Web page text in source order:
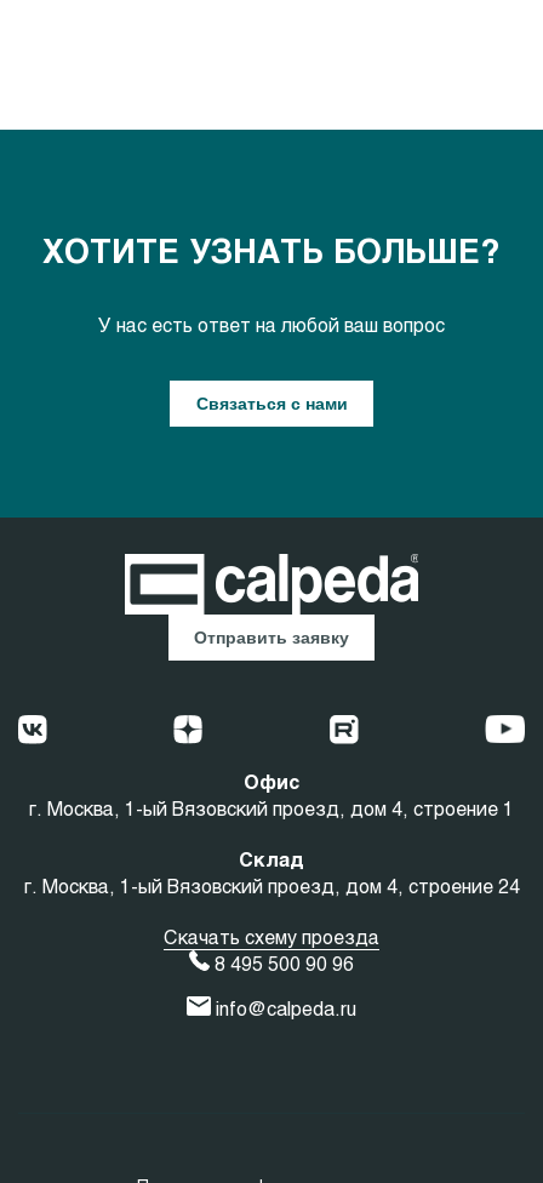
ХОТИТЕ УЗНАТЬ БОЛЬШЕ?
У нас есть ответ на любой ваш вопрос
Связаться с нами
Отправить заявку
Офис
г. Москва, 1-ый Вязовский проезд, дом 4, строение 1
Склад
г. Москва, 1-ый Вязовский проезд, дом 4, строение 24
Скачать схему проезда
8 495 500 90 96
info@calpeda.ru